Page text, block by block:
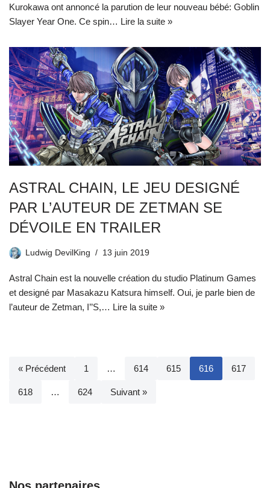
Kurokawa ont annoncé la parution de leur nouveau bébé: Goblin
Slayer Year One. Ce spin… Lire la suite »
ASTRAL CHAIN, LE JEU DESIGNÉ
PAR L’AUTEUR DE ZETMAN SE
DÉVOILE EN TRAILER
Ludwig DevilKing 13 juin 2019
Astral Chain est la nouvelle création du studio Platinum Games
et designé par Masakazu Katsura himself. Oui, je parle bien de
l’auteur de Zetman, I’’S,… Lire la suite »
« Précédent 1 … 614 615 616 617
618 … 624 Suivant »